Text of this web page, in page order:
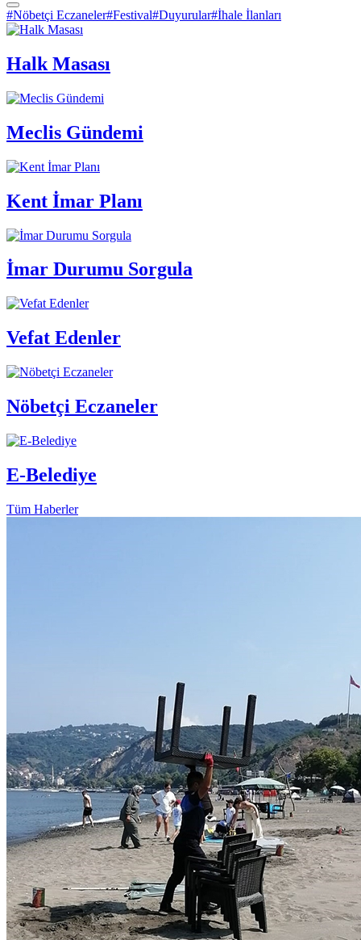
#Nöbetçi Eczaneler#Festival#Duyurular#İhale İlanları
Halk Masası
Meclis Gündemi
Kent İmar Planı
İmar Durumu Sorgula
Vefat Edenler
Nöbetçi Eczaneler
E-Belediye
Tüm Haberler